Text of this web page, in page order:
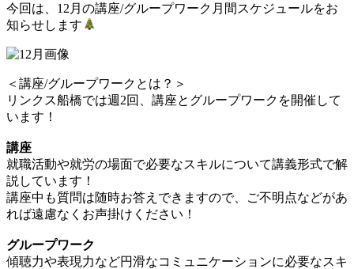
今回は、12月の講座/グループワーク月間スケジュールをお
知らせします
＜講座/グループワークとは？＞
リンクス船橋では週2回、講座とグループワークを開催して
います！
講座
就職活動や就労の場面で必要なスキルについて講義形式で解
説しています！
講座中も質問は随時お答えできますので、ご不明点などがあ
れば遠慮なくお声掛けください！
グループワーク
傾聴力や表現力など円滑なコミュニケーションに必要なスキ